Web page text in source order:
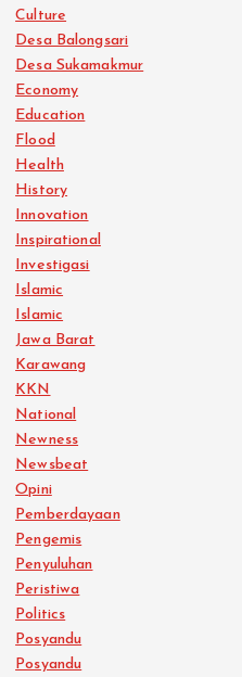
Culture
Desa Balongsari
Desa Sukamakmur
Economy
Education
Flood
Health
History
Innovation
Inspirational
Investigasi
Islamic
Islamic
Jawa Barat
Karawang
KKN
National
Newness
Newsbeat
Opini
Pemberdayaan
Pengemis
Penyuluhan
Peristiwa
Politics
Posyandu
Posyandu